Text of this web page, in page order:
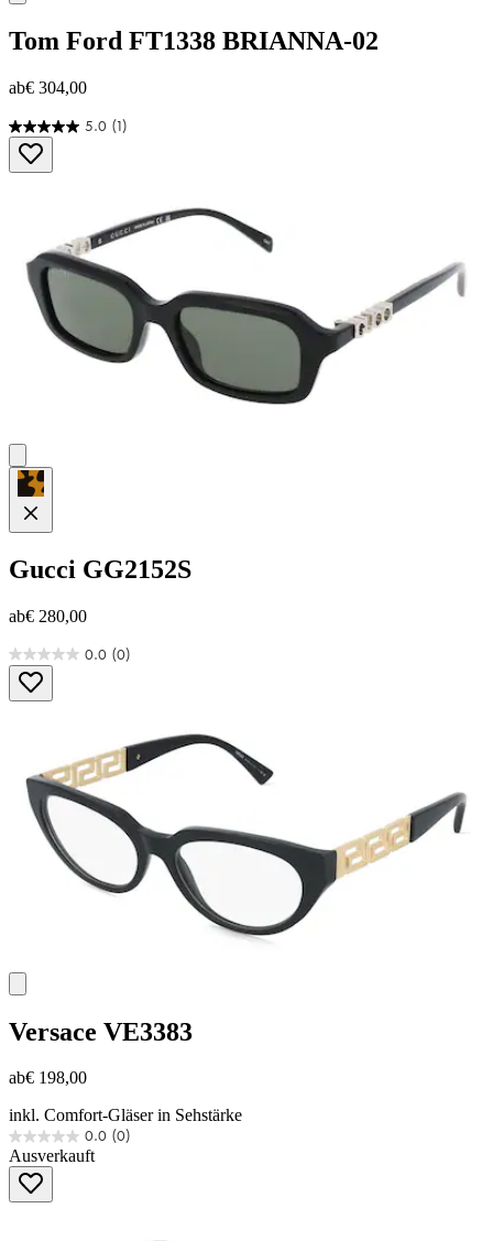
Tom Ford FT1338 BRIANNA-02
ab€ 304,00
5.0 (1)
5.0
von
5
Bewertung
Gucci GG2152S
ab€ 280,00
0.0 (0)
0.0
von
5
Versace VE3383
ab€ 198,00
inkl. Comfort-Gläser in Sehstärke
0.0 (0)
0.0
von
Sternen.
Ausverkauft